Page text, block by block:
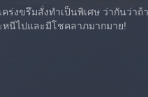
ร่งขรึมสั่งทำเป็นพิเศษ ว่ากันว่า
หนีไปและมีโชคลาภมากมาย!